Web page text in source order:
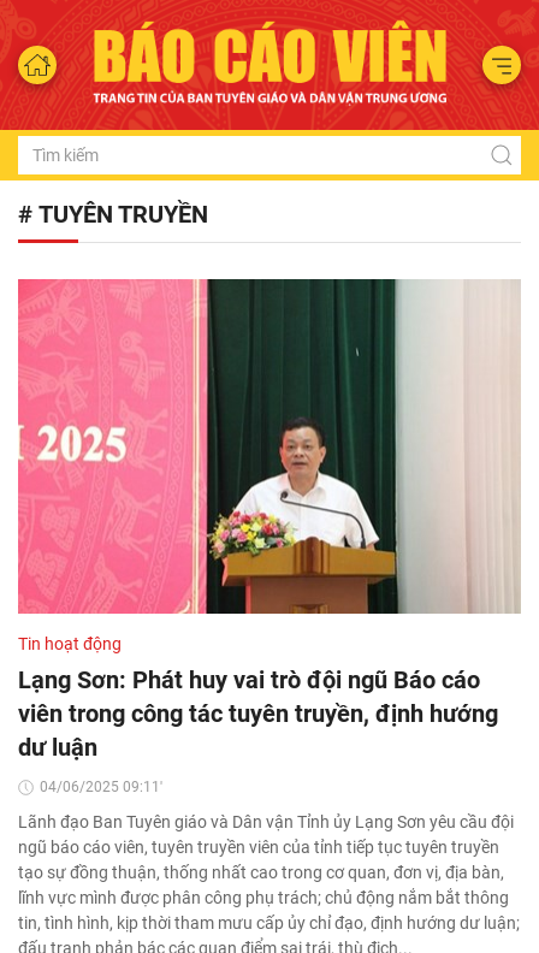
# TUYÊN TRUYỀN
Tin hoạt động
Lạng Sơn: Phát huy vai trò đội ngũ Báo cáo
viên trong công tác tuyên truyền, định hướng
dư luận
04/06/2025 09:11'
Lãnh đạo Ban Tuyên giáo và Dân vận Tỉnh ủy Lạng Sơn yêu cầu đội
ngũ báo cáo viên, tuyên truyền viên của tỉnh tiếp tục tuyên truyền
tạo sự đồng thuận, thống nhất cao trong cơ quan, đơn vị, địa bàn,
lĩnh vực mình được phân công phụ trách; chủ động nắm bắt thông
tin, tình hình, kịp thời tham mưu cấp ủy chỉ đạo, định hướng dư luận;
đấu tranh phản bác các quan điểm sai trái, thù địch...